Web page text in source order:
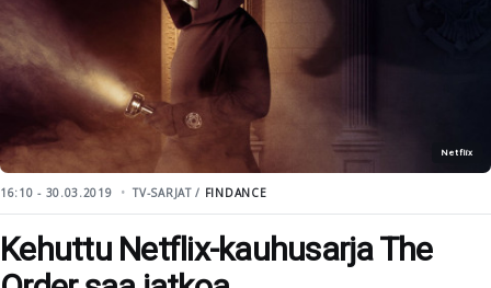
Netflix
16:10 - 30.03.2019 TV-SARJAT / FINDANCE
Kehuttu Netflix-kauhusarja The